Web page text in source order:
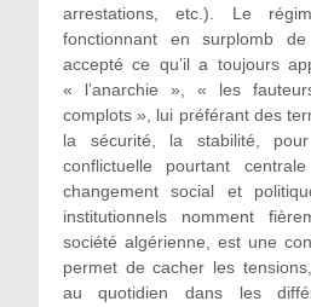
arrestations, etc.). Le
fonctionnant en surplomb
accepté ce qu’il a toujours
« l’anarchie », « les
complots », lui préférant des
la sécurité, la stabilité,
conflictuelle pourtant
changement social et
institutionnels nomment
société algérienne, est une
permet de cacher les
au quotidien dans les